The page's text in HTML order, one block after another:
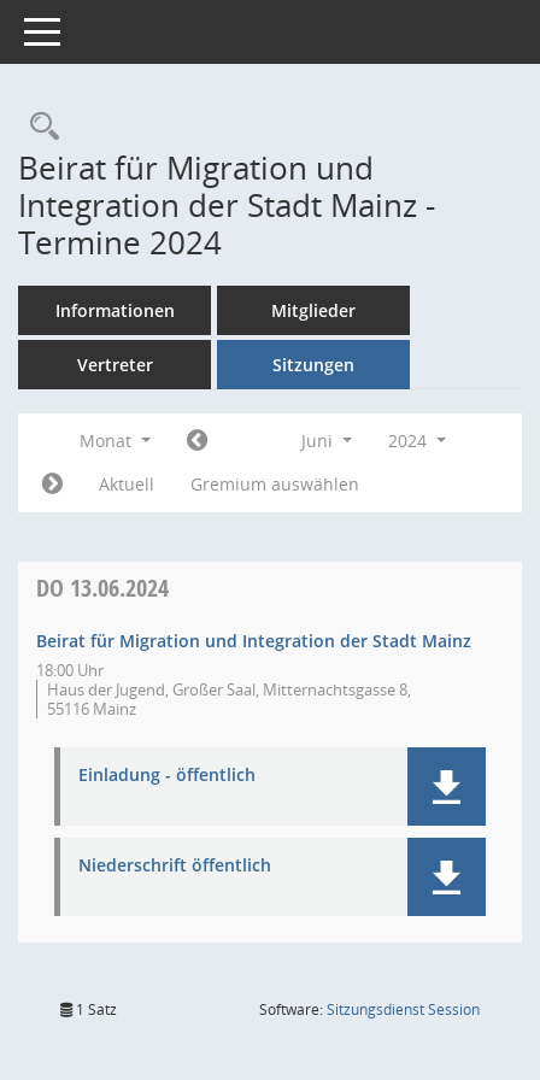
Toggle navigation
Rechercheauswahl
Beirat für Migration und
Integration der Stadt Mainz -
Termine 2024
Informationen Mitglieder
Vertreter Sitzungen
Monat Juni
2024
Aktuell
Gremium auswählen
DO 13.06.2024
Beirat für Migration und Integration der Stadt Mainz
18:00 Uhr
Haus der Jugend, Großer Saal, Mitternachtsgasse 8,
55116 Mainz
Einladung - öffentlich
Niederschrift öffentlich
1 Satz Software:SitzungsdienstSession(Wird in